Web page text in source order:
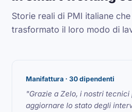
Storie reali di PMI italiane
trasformato il loro modo di
Manifattura · 30 dipendenti
"Grazie a Zelo, i nostri tecnici
aggiornare lo stato degli